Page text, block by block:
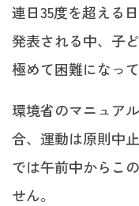
連日35度を超える
発表される中、子
極めて困難になって
環境省のマニュア
合、運動は原則中
では午前中からこ
せん。